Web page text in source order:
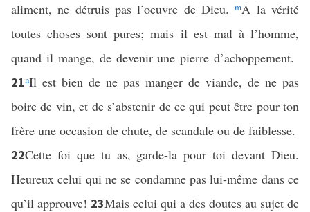
aliment, ne détruis pas l’oeuvre de Dieu.mA la vérité
toutes choses sont pures; mais il est mal à l’homme,
quand il mange, de devenir une pierre d’achoppement.
21nIl est bien de ne pas manger de viande, de ne pas
boire de vin, et de s’abstenir de ce qui peut être pour ton
frère une occasion de chute, de scandale ou de faiblesse.
22Cette foi que tu as, garde-la pour toi devant Dieu.
Heureux celui qui ne se condamne pas lui-même dans ce
qu’il approuve! 23Mais celui qui a des doutes au sujet de